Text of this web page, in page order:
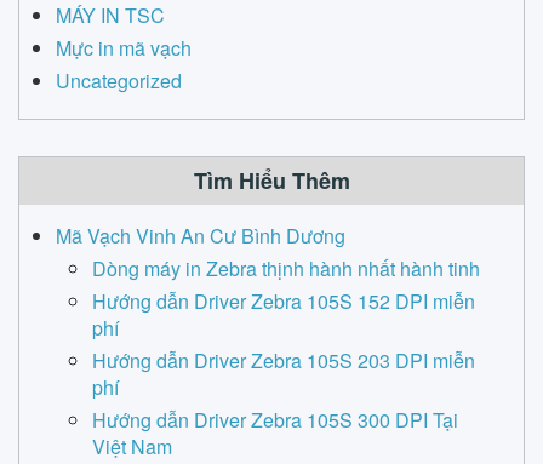
MÁY IN TSC
Mực in mã vạch
Uncategorized
Tìm Hiểu Thêm
Mã Vạch Vinh An Cư Bình Dương
Dòng máy in Zebra thịnh hành nhất hành tinh
Hướng dẫn Driver Zebra 105S 152 DPI miễn
phí
Hướng dẫn Driver Zebra 105S 203 DPI miễn
phí
Hướng dẫn Driver Zebra 105S 300 DPI Tại
Việt Nam